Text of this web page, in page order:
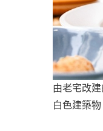
由老宅改建
白色建築